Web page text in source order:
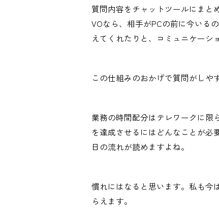
質問内容をチャットツールにまと
VOなら、相手がPCの前に今いる
えてくれたりと、コミュニケーシ
この仕組みのおかげで質問がしや
業務の時間配分はテレワークに限
を達成させるにはどんなことが必
日の流れが読めますよね。
慣れにはなると思います。私も今
らえます。